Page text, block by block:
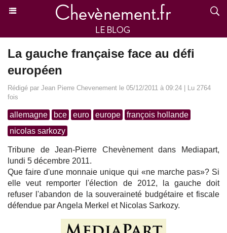
La gauche française face au défi
européen
Rédigé par Jean Pierre Chevenement le 05/12/2011 à 09:24 | Lu 2764
fois
allemagne bce euro europe
françois hollande
nicolas sarkozy
Tribune de Jean-Pierre Chevènement dans Mediapart,
lundi 5 décembre 2011.
Que faire d'une monnaie unique qui «ne marche pas»? Si
elle veut remporter l'élection de 2012, la gauche doit
refuser l'abandon de la souveraineté budgétaire et fiscale
défendue par Angela Merkel et Nicolas Sarkozy.